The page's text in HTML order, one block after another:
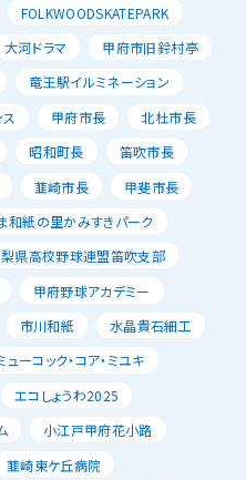
FOLKWOODSKATEPARK
大河ドラマ
甲府市旧鈴村亭
竜王駅イルミネーション
甲府市長
北杜市長
昭和町長
笛吹市長
韮崎市長
甲斐市長
和紙の里かみすきパーク
県高校野球連盟笛吹支部
甲府野球アカデミー
市川和紙
水晶貴石細工
ューコック・コア・ミユキ
エコしょうわ2025
小江戸甲府花小路
韮崎東ケ丘病院